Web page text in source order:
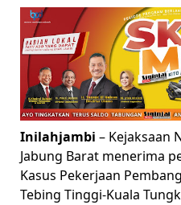
Inilahjambi – Kejaksaan
Jabung Barat menerima
Kasus Pekerjaan
Tebing Tinggi-Kuala